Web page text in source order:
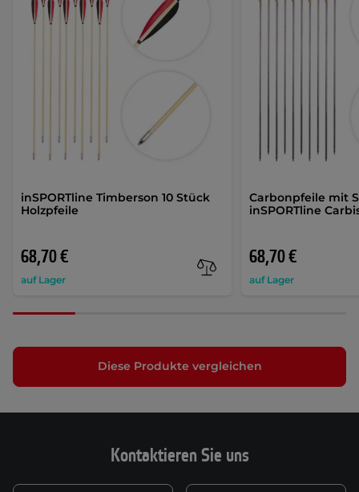
inSPORTline Timberson 10 Stück
Holzpfeile
68,70 €
auf Lager
Carbonpfeile mit
inSPORTline
68,70 €
auf Lager
Diese Produkte vergleichen
Kontaktieren Sie uns